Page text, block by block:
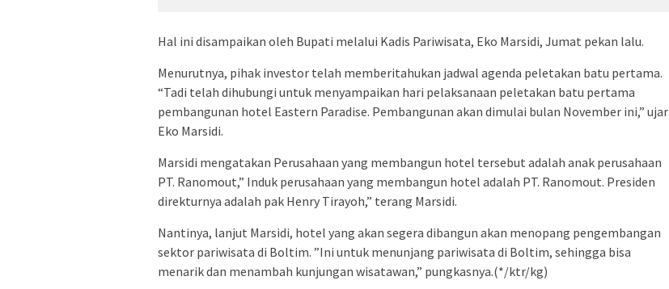
Hal ini disampaikan oleh Bupati melalui Kadis Pariwisata, Eko Marsidi, Jumat pekan lalu.
Menurutnya, pihak investor telah memberitahukan jadwal agenda peletakan batu pertama.
“Tadi telah dihubungi untuk menyampaikan hari pelaksanaan peletakan batu pertama
pembangunan hotel Eastern Paradise. Pembangunan akan dimulai bulan November ini,” ujar
Eko Marsidi.
Marsidi mengatakan Perusahaan yang membangun hotel tersebut adalah anak perusahaan
PT. Ranomout,” Induk perusahaan yang membangun hotel adalah PT. Ranomout. Presiden
direkturnya adalah pak Henry Tirayoh,” terang Marsidi.
Nantinya, lanjut Marsidi, hotel yang akan segera dibangun akan menopang pengembangan
sektor pariwisata di Boltim. ”Ini untuk menunjang pariwisata di Boltim, sehingga bisa
menarik dan menambah kunjungan wisatawan,” pungkasnya.(*/ktr/kg)